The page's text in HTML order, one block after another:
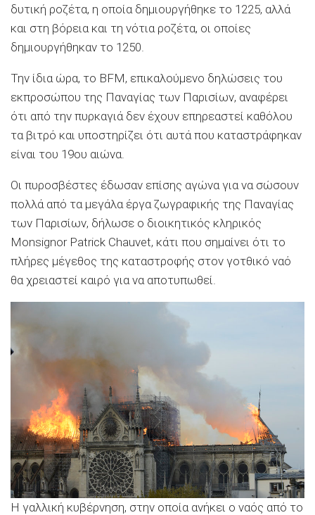
δυτική ροζέτα, η οποία δημιουργήθηκε το 1225, αλλά
και στη βόρεια και τη νότια ροζέτα, οι οποίες
δημιουργήθηκαν το 1250.
Την ίδια ώρα, το BFM, επικαλούμενο δηλώσεις του
εκπροσώπου της Παναγίας των Παρισίων, αναφέρει
ότι από την πυρκαγιά δεν έχουν επηρεαστεί καθόλου
τα βιτρό και υποστηρίζει ότι αυτά που καταστράφηκαν
είναι του 19ου αιώνα.
Οι πυροσβέστες έδωσαν επίσης αγώνα για να σώσουν
πολλά από τα μεγάλα έργα ζωγραφικής της Παναγίας
των Παρισίων, δήλωσε ο διοικητικός κληρικός
Monsignor Patrick Chauvet, κάτι που σημαίνει ότι το
πλήρες μέγεθος της καταστροφής στον γοτθικό ναό
θα χρειαστεί καιρό για να αποτυπωθεί.
Η γαλλική κυβέρνηση, στην οποία ανήκει ο ναός από το